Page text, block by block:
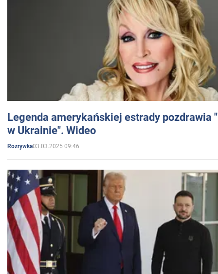
Legenda amerykańskiej estrady pozdrawia
w Ukrainie". Wideo
Rozrywka03.03.2025 09:46